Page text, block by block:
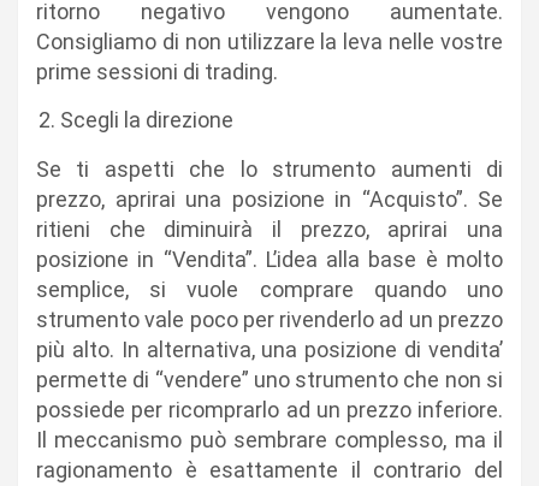
ritorno negativo vengono aumentate.
Consigliamo di non utilizzare la leva nelle vostre
prime sessioni di trading.
Scegli la direzione
Se ti aspetti che lo strumento aumenti di
prezzo, aprirai una posizione in “Acquisto”. Se
ritieni che diminuirà il prezzo, aprirai una
posizione in “Vendita”. L’idea alla base è molto
semplice, si vuole comprare quando uno
strumento vale poco per rivenderlo ad un prezzo
più alto. In alternativa, una posizione di vendita’
permette di “vendere” uno strumento che non si
possiede per ricomprarlo ad un prezzo inferiore.
Il meccanismo può sembrare complesso, ma il
ragionamento è esattamente il contrario del